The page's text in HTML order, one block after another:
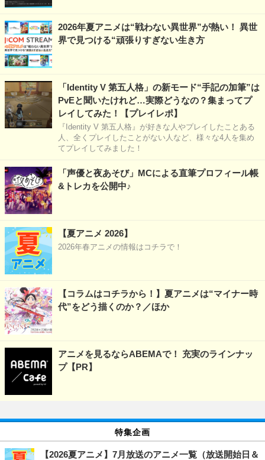
2026年夏アニメは“戦わない異世界”が熱い！ 異世
界で見つける“頑張りすぎない生き方
「Identity V 第五人格」の新モード“手記の加筆”は
PvEと聞いたけれど…実際どうなの？集まってプ
レイしてみた！【プレイレポ】
『Identity V 第五人格』が好きな人やプレイしたことある
人、全くプレイしたことがない人など、様々な4人を集め
てプレイしてみました！
「声優と夜あそび」MCによる直筆プロフィール帳
&トレカを公開中♪
【夏アニメ 2026】
2026年春アニメの情報はコチラで！
【コラムはコチラから！】夏アニメは“マイナー時
代”をどう描くのか？／ほか
アニメを見るならABEMAで！ 充実のラインナッ
プ【PR】
特集企画
【2026夏アニメ】7月放送のアニメ一覧（放送開始日＆